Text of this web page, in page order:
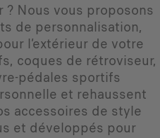
? Nous vous proposons
de personnalisation,
l’extérieur de votre
coques de rétroviseur,
pédales sportifs
et rehaussent
accessoires de style
et développés pour